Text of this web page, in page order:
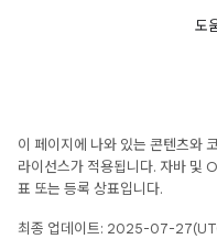
도
이 페이지에 나와 있는 콘텐츠와
라이선스가 적용됩니다. 자바
표 또는 등록 상표입니다.
최종 업데이트: 2025-07-